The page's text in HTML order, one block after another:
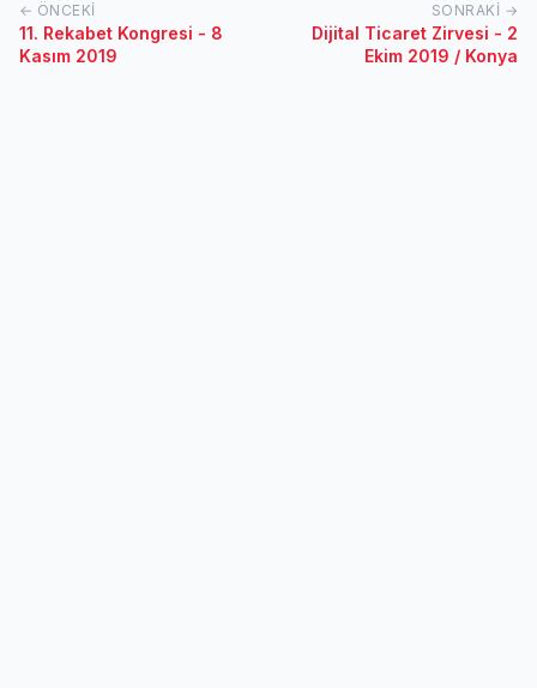
← ÖNCEKI
11. Rekabet Kongresi - 8
Kasım 2019
SONRAKI →
Dijital Ticaret Zirvesi - 2
Ekim 2019 / Konya